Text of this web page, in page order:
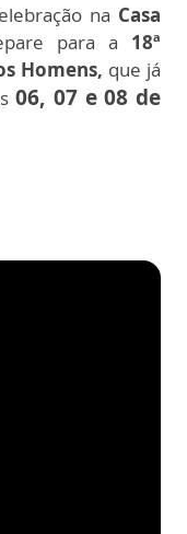
na Casa
para a 18ª
Homens, que já
06, 07 e 08 de